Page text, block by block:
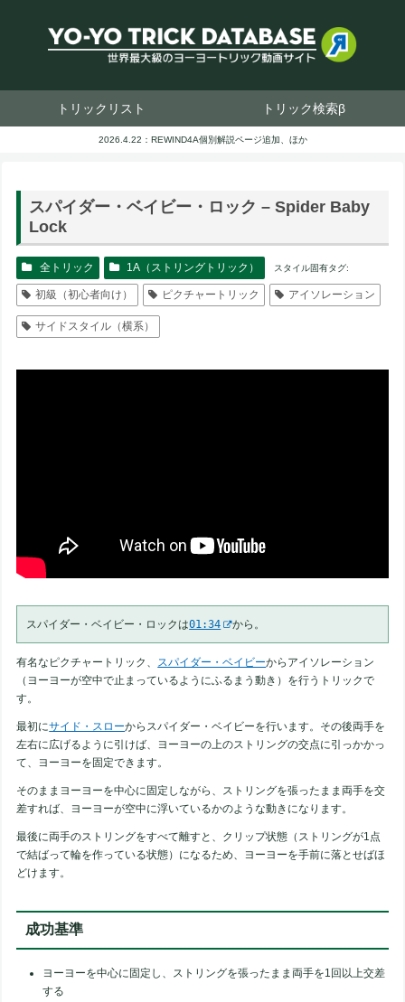
トリックリスト トリック検索β
2026.4.22：REWIND4A個別解説ページ追加、ほか
スパイダー・ベイビー・ロック – Spider Baby
Lock
全トリック 1A（ストリングトリック） スタイル固有タグ:
初級（初心者向け） ピクチャートリック アイソレーション
サイドスタイル（横系）
スパイダー・ベイビー・ロックは01:34 から。
有名なピクチャートリック、 スパイダー・ベイビーからアイソレーション
（ヨーヨーが空中で止まっているようにふるまう動き）を行うトリックで
す。
最初にサイド・スローからスパイダー・ベイビーを行います。その後両手を
左右に広げるように引けば、ヨーヨーの上のストリングの交点に引っかかっ
て、ヨーヨーを固定できます。
そのままヨーヨーを中心に固定しながら、ストリングを張ったまま両手を交
差すれば、ヨーヨーが空中に浮いているかのような動きになります。
最後に両手のストリングをすべて離すと、クリップ状態（ストリングが1点
で結ばって輪を作っている状態）になるため、ヨーヨーを手前に落とせばほ
どけます。
成功基準
ヨーヨーを中心に固定し、ストリングを張ったまま両手を1回以上交差
する